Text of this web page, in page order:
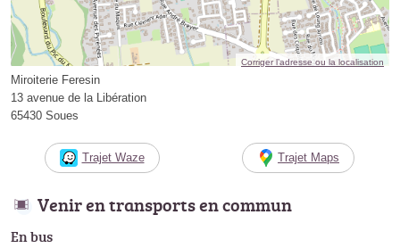
Corriger l’adresse ou la localisation
Miroiterie Feresin
13 avenue de la Libération
65430 Soues
Trajet Waze Trajet Maps
Venir en transports en commun
En bus